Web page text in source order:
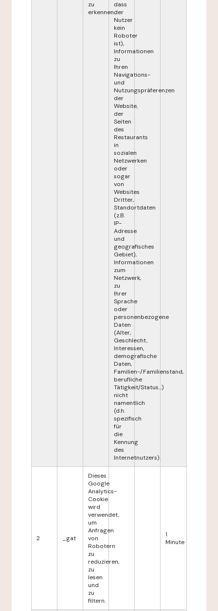
zu
erkennen.
dass
der
Nutzer
kein
Roboter
ist),
Informationen
zu
Ihren
Navigations-
und
Nutzungspräferenzen
der
Website,
der
Seiten
des
Restaurants
in
sozialen
Netzwerken
oder
sogar
von
Websites
Dritter,
Standortdaten
(z.B.
IP-
Adresse
und
geografisches
Gebiet),
Informationen
zum
Netzwerk,
zu
Ihrer
Sprache
oder
personenbezogene
Daten
(Alter,
Geschlecht,
Interessen,
demografische
Daten,
Familien-/Familienstand,
berufliche
Tätigkeit/Status...)
nicht
namentlich
(d.h.
spezifisch
für
die
Kennung
des
Internetnutzers).
2 _gat
Dieses
Google
Analytics-
Cookie
wird
verwendet,
um
Anfragen
von
Robotern
zu
reduzieren,
zu
lesen
und
zu
filtern.
1
Minute